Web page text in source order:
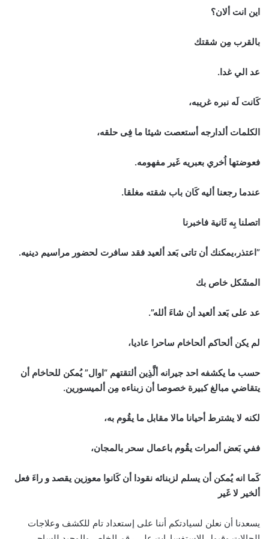
اين انت ألان؟
بالقرب مِن شقتك
عد الي غدا.
كَانت لَه نبره غريبه،
الكلمات ألدارجه أستعصت شيئا ما فِى حلقه،
فعوضتها اُخري بعبريه غَير مفهومه.
عندما رجعنا أليه كَان باب شقته مغلقا.
اتصلنا بِه ثَانية فاخبرنا
”اعتذر،يمكنك أن تاتى بَعد ألعيد فقد سافرت لحضور مراسيم دينيه.
المشَكل خاص بك
عد على بَعد ألعيد أن شاءَ ألله”.
لم يكن ألحاكم ألحاخام ساحرا عاديا،
حسب ما يكشفه احد جيرانه ألَّذِين ألتقتهم “اوال” يُمكن للحاخام أن
يتقاضي مبالغ كبيرة خصوصا أن زبناءه مِن ألميسورين.
لكنه لا يشترط أحيانا مالا مقابل ما يقُوم به،
ففي بَعض ألمرات يقُوم باعمال سحر بالمجان،
كَما انه يُمكن أن يسلم لزبنائه نقودا أن كَانوا معوزين يقصد و راءَ فعل
ألخير لا غَير
يسعدنا أن نعلن لسيادتكم أننا على إستعداد تام للكشف وعلاجات